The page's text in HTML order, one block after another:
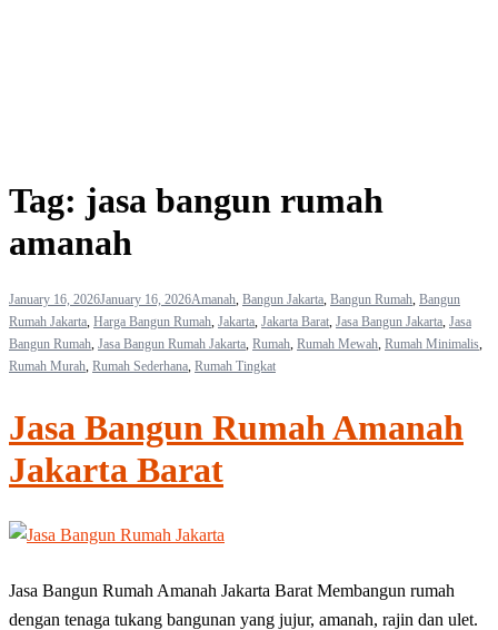
Tag: jasa bangun rumah
amanah
January 16, 2026January 16, 2026Amanah, Bangun Jakarta, Bangun Rumah, Bangun
Rumah Jakarta, Harga Bangun Rumah, Jakarta, Jakarta Barat, Jasa Bangun Jakarta, Jasa
Bangun Rumah, Jasa Bangun Rumah Jakarta, Rumah, Rumah Mewah, Rumah Minimalis,
Rumah Murah, Rumah Sederhana, Rumah Tingkat
Jasa Bangun Rumah Amanah
Jakarta Barat
Jasa Bangun Rumah Amanah Jakarta Barat Membangun rumah
dengan tenaga tukang bangunan yang jujur, amanah, rajin dan ulet.